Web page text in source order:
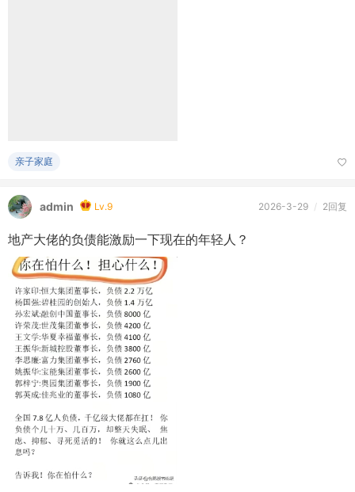
亲子家庭
admin Lv.9 2026-3-29 / 2回复
地产大佬的负债能激励一下现在的年轻人？